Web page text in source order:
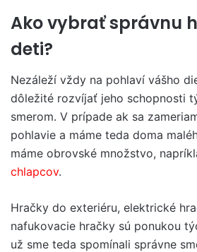
Ako vybrať správnu
deti?
Nezáleží vždy na pohlaví vášho
dôležité rozvíjať jeho schopnosti
smerom. V prípade ak sa
pohlavie a máme teda doma
máme obrovské množstvo,
chlapcov.
Hračky do exteriéru, elektrické
nafukovacie hračky sú ponukou
už sme teda spomínali správne